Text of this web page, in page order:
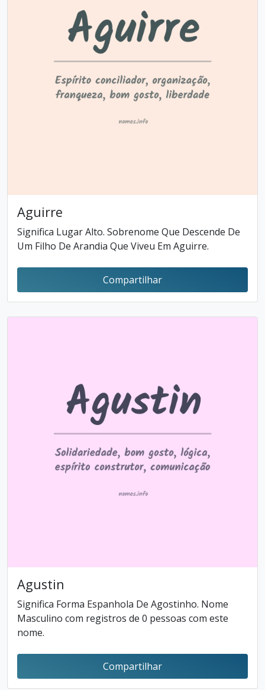
Aguirre
Significa Lugar Alto. Sobrenome Que Descende De
Um Filho De Arandia Que Viveu Em Aguirre.
Compartilhar
Agustin
Significa Forma Espanhola De Agostinho. Nome
Masculino com registros de 0 pessoas com este
nome.
Compartilhar